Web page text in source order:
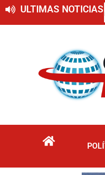
ULTIMAS NOTICIAS
por inmersión en